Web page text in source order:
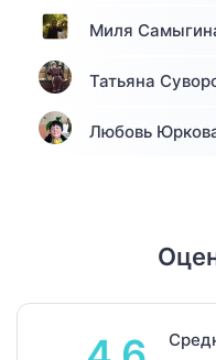
Миля
Татьяна
Любовь